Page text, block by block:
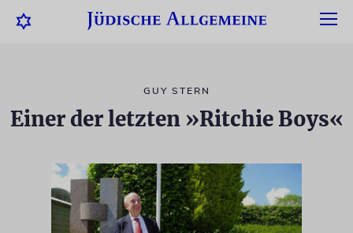
GUY STERN
Einer der letzten »Ritchie Boys«